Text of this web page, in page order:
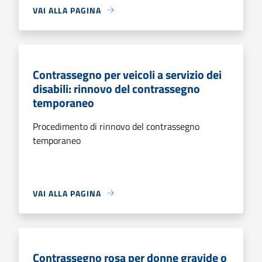
VAI ALLA PAGINA
Contrassegno per veicoli a servizio dei
disabili: rinnovo del contrassegno
temporaneo
Procedimento di rinnovo del contrassegno
temporaneo
VAI ALLA PAGINA
Contrassegno rosa per donne gravide o